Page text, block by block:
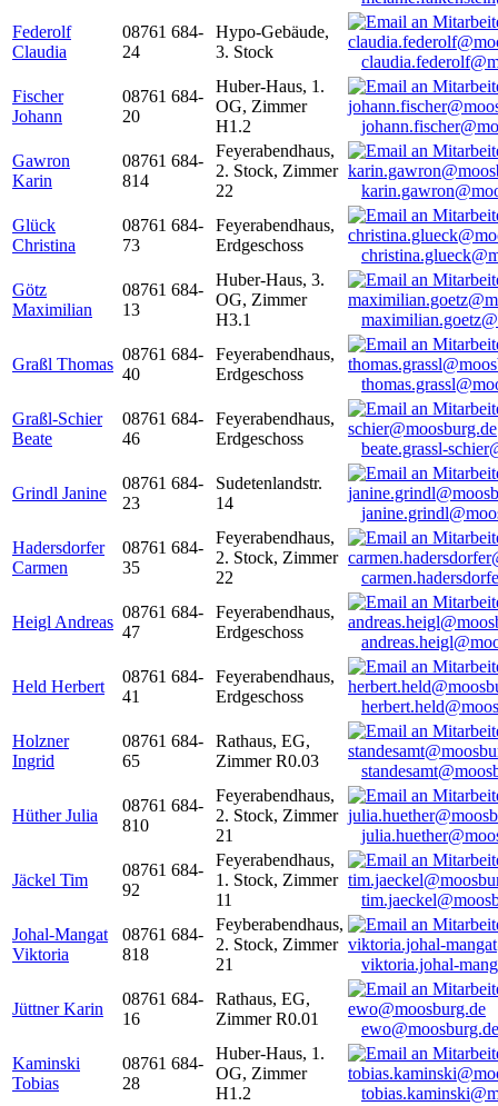
Federolf
Claudia
08761 684-
24
Hypo-Gebäude,
3. Stock
Fischer
Johann
08761 684-
20
Huber-Haus, 1.
OG, Zimmer
H1.2
Gawron
Karin
08761 684-
814
Feyerabendhaus,
2. Stock, Zimmer
22
Glück
Christina
08761 684-
73
Feyerabendhaus,
Erdgeschoss
Götz
Maximilian
08761 684-
13
Huber-Haus, 3.
OG, Zimmer
H3.1
Graßl Thomas
08761 684-
40
Feyerabendhaus,
Erdgeschoss
Graßl-Schier
Beate
08761 684-
46
Feyerabendhaus,
Erdgeschoss
beate.grassl-
Grindl Janine
08761 684-
23
Sudetenlandstr.
14
Hadersdorfer
Carmen
08761 684-
35
Feyerabendhaus,
2. Stock, Zimmer
22
Heigl Andreas
08761 684-
47
Feyerabendhaus,
Erdgeschoss
Held Herbert
08761 684-
41
Feyerabendhaus,
Erdgeschoss
Holzner
Ingrid
08761 684-
65
Rathaus, EG,
Zimmer R0.03
Hüther Julia
08761 684-
810
Feyerabendhaus,
2. Stock, Zimmer
21
Jäckel Tim
08761 684-
92
Feyerabendhaus,
1. Stock, Zimmer
11
Johal-Mangat
Viktoria
08761 684-
818
Feyberabendhaus,
2. Stock, Zimmer
21
viktoria.johal-
Jüttner Karin
08761 684-
16
Rathaus, EG,
Zimmer R0.01
ewo@moosburg.de
Kaminski
Tobias
08761 684-
28
Huber-Haus, 1.
OG, Zimmer
H1.2